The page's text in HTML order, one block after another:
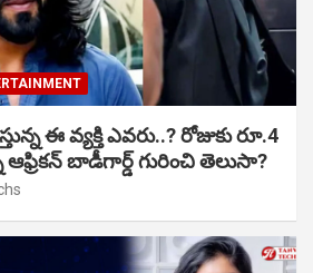
ఈ వ్యక్తి ఎవరు..? రోజుకు రూ.4
ఆఫ్రికన్ బాడీగార్డ్ గురించి తెలుసా?